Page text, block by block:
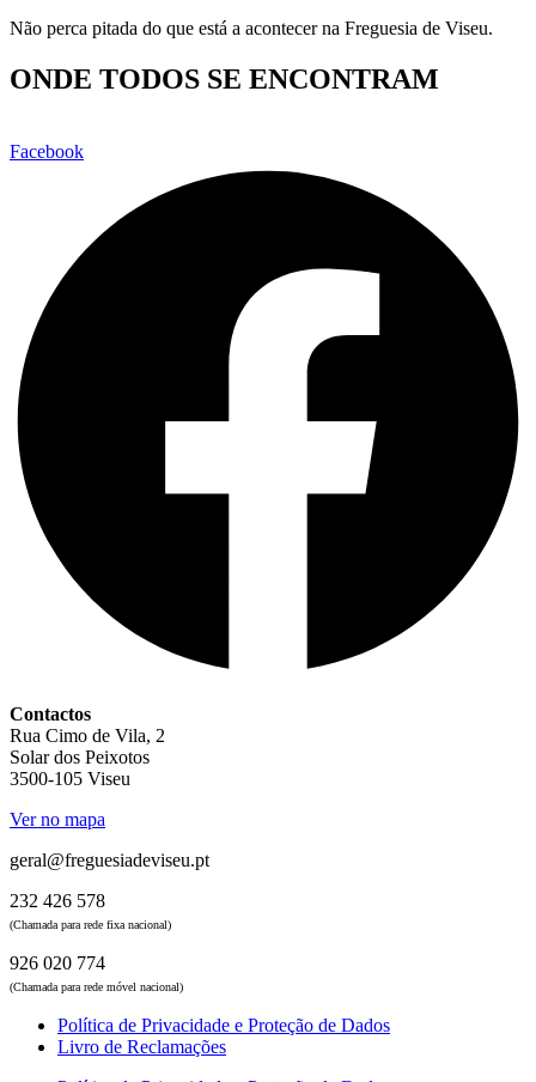
Não perca pitada do que está a acontecer na Freguesia de Viseu.
ONDE TODOS SE ENCONTRAM
Facebook
Contactos
Rua Cimo de Vila, 2
Solar dos Peixotos
3500-105 Viseu
Ver no mapa
geral@freguesiadeviseu.pt
232 426 578
(Chamada para rede fixa nacional)
926 020 774
(Chamada para rede móvel nacional)
Política de Privacidade e Proteção de Dados
Livro de Reclamações